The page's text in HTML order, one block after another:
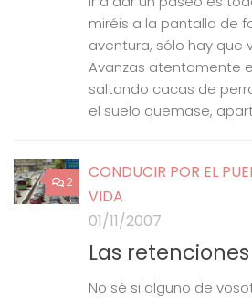
miréis a la pantalla de
aventura, sólo hay que
Avanzas atentamente
saltando cacas de
el suelo quemase,
2 CONDUCIR POR EL
VIDA
01/11/2007
Las retenciones
No sé si alguno de